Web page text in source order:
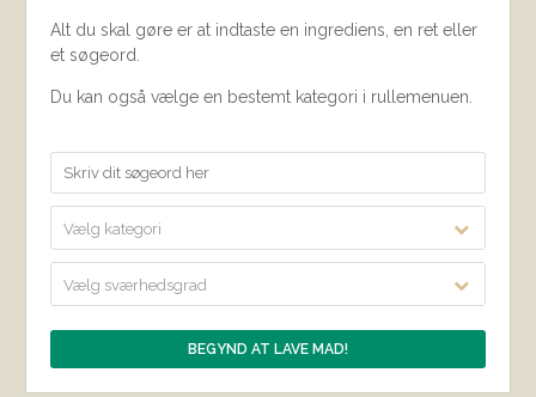
Alt du skal gøre er at indtaste en ingrediens, en ret eller
et søgeord.
Du kan også vælge en bestemt kategori i rullemenuen.
Vælg kategori
Vælg sværhedsgrad